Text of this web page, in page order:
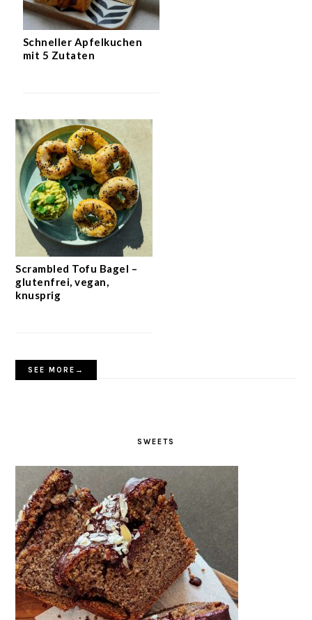
Schneller Apfelkuchen
mit 5 Zutaten
Scrambled Tofu Bagel –
glutenfrei, vegan,
knusprig
SEE MORE→
SWEETS